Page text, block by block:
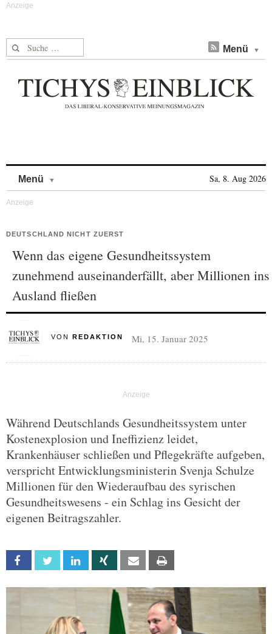
Suche nach: Menü
Menü Sa, 8. Aug 2026
DEUTSCHLAND NICHT ZUERST
Wenn das eigene Gesundheitssystem
zunehmend auseinanderfällt, aber Millionen ins
Ausland fließen
VON REDAKTION Mi, 15. Januar 2025
Während Deutschlands Gesundheitssystem unter
Kostenexplosion und Ineffizienz leidet,
Krankenhäuser schließen und Pflegekräfte aufgeben,
verspricht Entwicklungsministerin Svenja Schulze
Millionen für den Wiederaufbau des syrischen
Gesundheitswesens - ein Schlag ins Gesicht der
eigenen Beitragszahler.
Facebook Twitter Linkedin Xing Email